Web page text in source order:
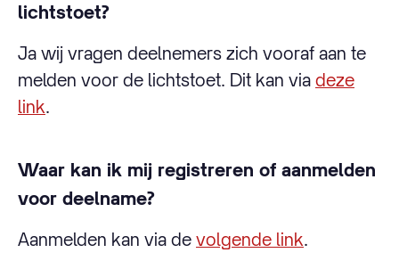
lichtstoet?
Ja wij vragen deelnemers zich vooraf aan te
melden voor de lichtstoet. Dit kan via deze
link.
Waar kan ik mij registreren of aanmelden
voor deelname?
Aanmelden kan via de volgende link.